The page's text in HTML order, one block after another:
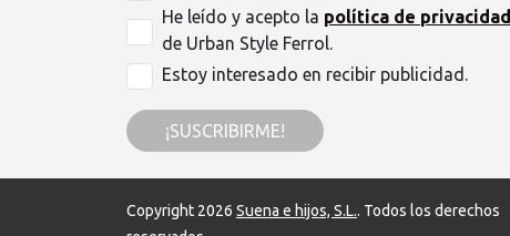
He leído y acepto la política de privacidad
de Urban Style Ferrol.
Estoy interesado en recibir publicidad.
¡SUSCRIBIRME!
Copyright 2026 Suena e hijos, S.L.. Todos los derechos